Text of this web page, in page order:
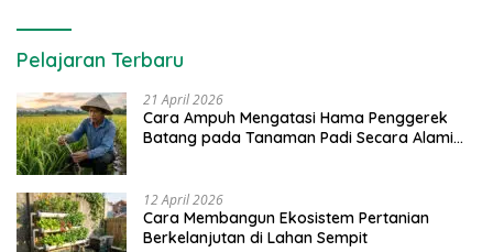
Pelajaran Terbaru
21 April 2026
Cara Ampuh Mengatasi Hama Penggerek
Batang pada Tanaman Padi Secara Alami
12 April 2026
Cara Membangun Ekosistem Pertanian
Berkelanjutan di Lahan Sempit